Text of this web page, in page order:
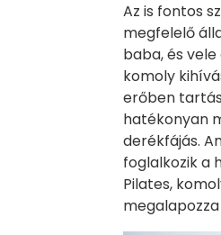
Az is fontos
megfelelő
baba, és
komoly
erőben
hatékonyan
derékfájás.
foglalkozik a
Pilates,